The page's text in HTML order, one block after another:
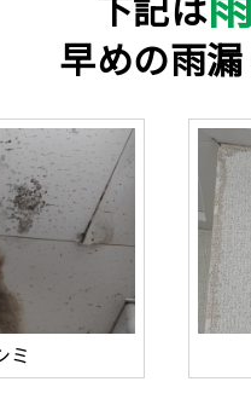
早めの雨漏
ミ